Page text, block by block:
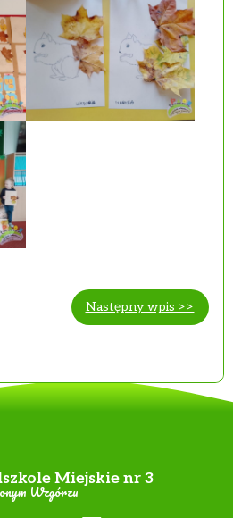
Następny wpis >>
Miejskie nr 3
Wzgórzu